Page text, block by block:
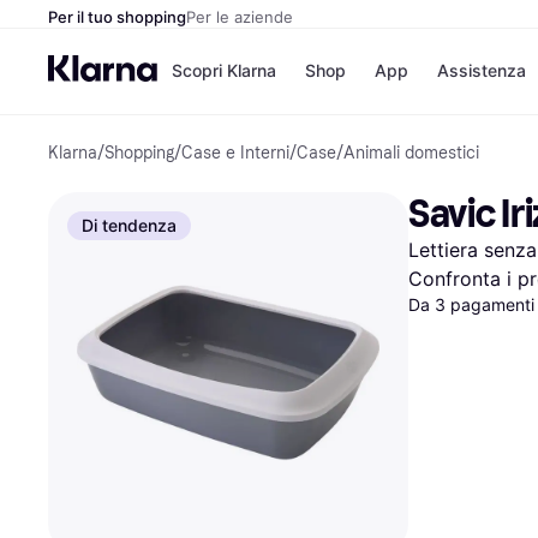
Per il tuo shoppingPer le aziende
Scopri Klarna
Opzioni di
Paga ora
Paga in 3 rate
Paga dopo 30 giorni
Finanziamento
Shop
Negozi
Unieuro
Media
eBay
Zalando
App Assistenza
Klarna/Shopping/Case e Interni/Case/Animali domestici
Di tendenza Savic
Lettiera
Confronta i
Da 3